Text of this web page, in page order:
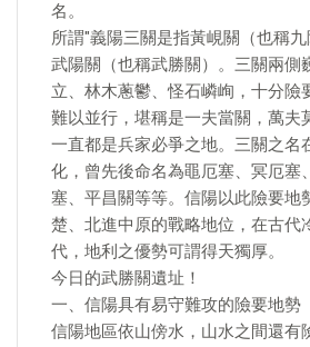
名。
所謂"義陽三關是指黃峴關（也稱九
武陽關（也稱武勝關）。三關兩側
立、林木蔥鬱、怪石嶙峋，十分險
難以並行，堪稱是一夫當關，萬夫
一直都是兵家必爭之地。三關之名
化，曾先後命名為黽厄塞、冥厄塞
塞、平昌關等等。信陽以此險要地
楚、北進中原的戰略地位，在古代
代，地利之優勢可謂得天獨厚。
今日的武勝關遺址！
一、信陽具有易守難攻的險要地勢
信陽地區依山傍水，山水之間還有